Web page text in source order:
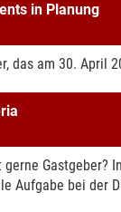
in Planung
das am 30. April
Aufgabe bei der